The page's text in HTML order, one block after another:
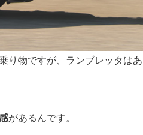
り物ですが、ランブレッタは
があるんです。